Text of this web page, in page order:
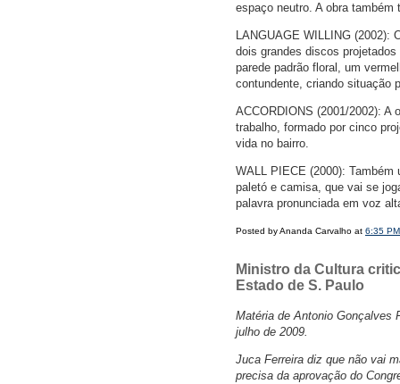
espaço neutro. A obra
LANGUAGE WILLING (2002):
dois grandes discos
parede padrão floral, um
contundente, criando situação
ACCORDIONS (2001/2002): A
trabalho, formado por cinco
vida no bairro.
WALL PIECE (2000):
paletó e camisa, que vai se
palavra pronunciada em voz
Posted by Ananda Carvalho at 6:35 PM
Ministro da Cultura
Estado de S. Paulo
Matéria de Antonio Gonçalves
julho de 2009.
Juca Ferreira diz que não vai
precisa da aprovação do